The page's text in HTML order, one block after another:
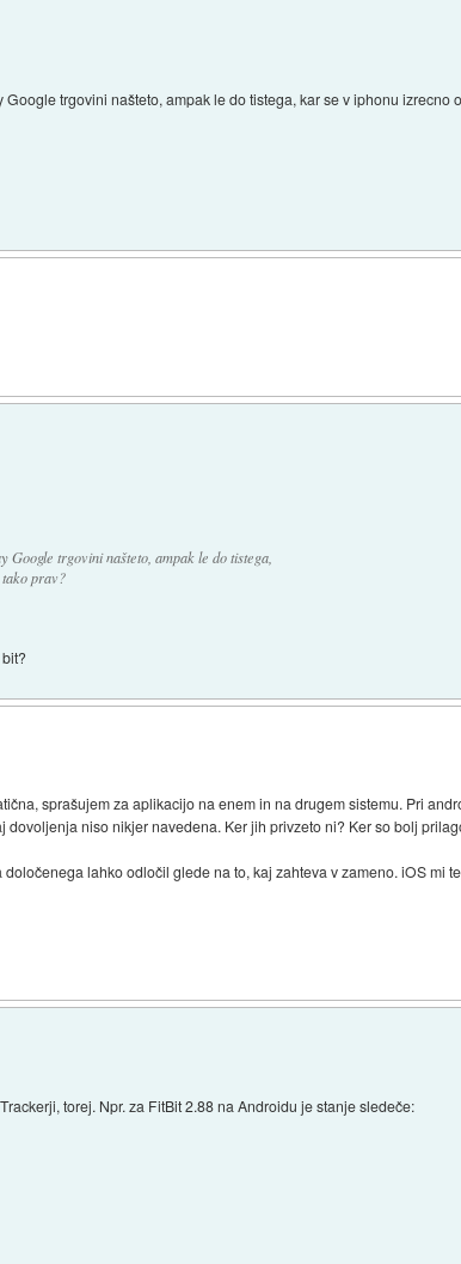
trgovini našteto, ampak le do tistega, kar se v iphonu izrecno
trgovini našteto, ampak le do tistega,
prav?
sprašujem za aplikacijo na enem in na drugem sistemu. Pri
dovoljenja niso nikjer navedena. Ker jih privzeto ni? Ker so bolj
lahko odločil glede na to, kaj zahteva v zameno. iOS mi
torej. Npr. za FitBit 2.88 na Androidu je stanje sledeče: